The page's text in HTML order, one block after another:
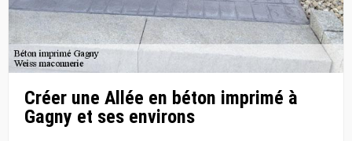
Créer une Allée en béton imprimé à
Gagny et ses environs